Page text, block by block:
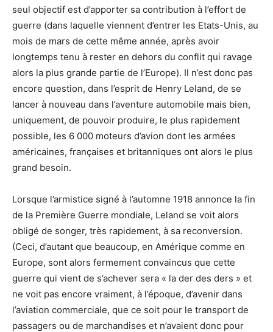
seul objectif est d’apporter sa contribution à l’effort de
guerre (dans laquelle viennent d’entrer les Etats-Unis, au
mois de mars de cette même année, après avoir
longtemps tenu à rester en dehors du conflit qui ravage
alors la plus grande partie de l’Europe). Il n’est donc pas
encore question, dans l’esprit de Henry Leland, de se
lancer à nouveau dans l’aventure automobile mais bien,
uniquement, de pouvoir produire, le plus rapidement
possible, les 6 000 moteurs d’avion dont les armées
américaines, françaises et britanniques ont alors le plus
grand besoin.
Lorsque l’armistice signé à l’automne 1918 annonce la fin
de la Première Guerre mondiale, Leland se voit alors
obligé de songer, très rapidement, à sa reconversion.
(Ceci, d’autant que beaucoup, en Amérique comme en
Europe, sont alors fermement convaincus que cette
guerre qui vient de s’achever sera « la der des ders » et
ne voit pas encore vraiment, à l’époque, d’avenir dans
l’aviation commerciale, que ce soit pour le transport de
passagers ou de marchandises et n’avaient donc pour